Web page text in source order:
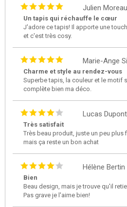
Julien Moreau
Un tapis qui réchauffe le cœur
J'adore ce tapis! Il apporte une
et c'est très cosy.
Marie-Ange
Charme et style au rendez-vous
Superbe tapis, la couleur et le motif
complète bien ma déco.
Lucas Dupont
Très satisfait
Très beau produit, juste un peu plus
mais ça reste un bon achat
Hélène Bertin
Bien
Beau design, mais je trouve qu'il
Pas grave je l'aime bien!